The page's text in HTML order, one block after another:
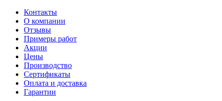
Контакты
О компании
Отзывы
Примеры работ
Акции
Цены
Производство
Сертификаты
Оплата и доставка
Гарантии